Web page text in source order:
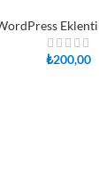
Eklenti
₺200,00